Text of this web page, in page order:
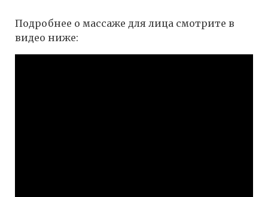
Подробнее о массаже для лица смотрите в
видео ниже: